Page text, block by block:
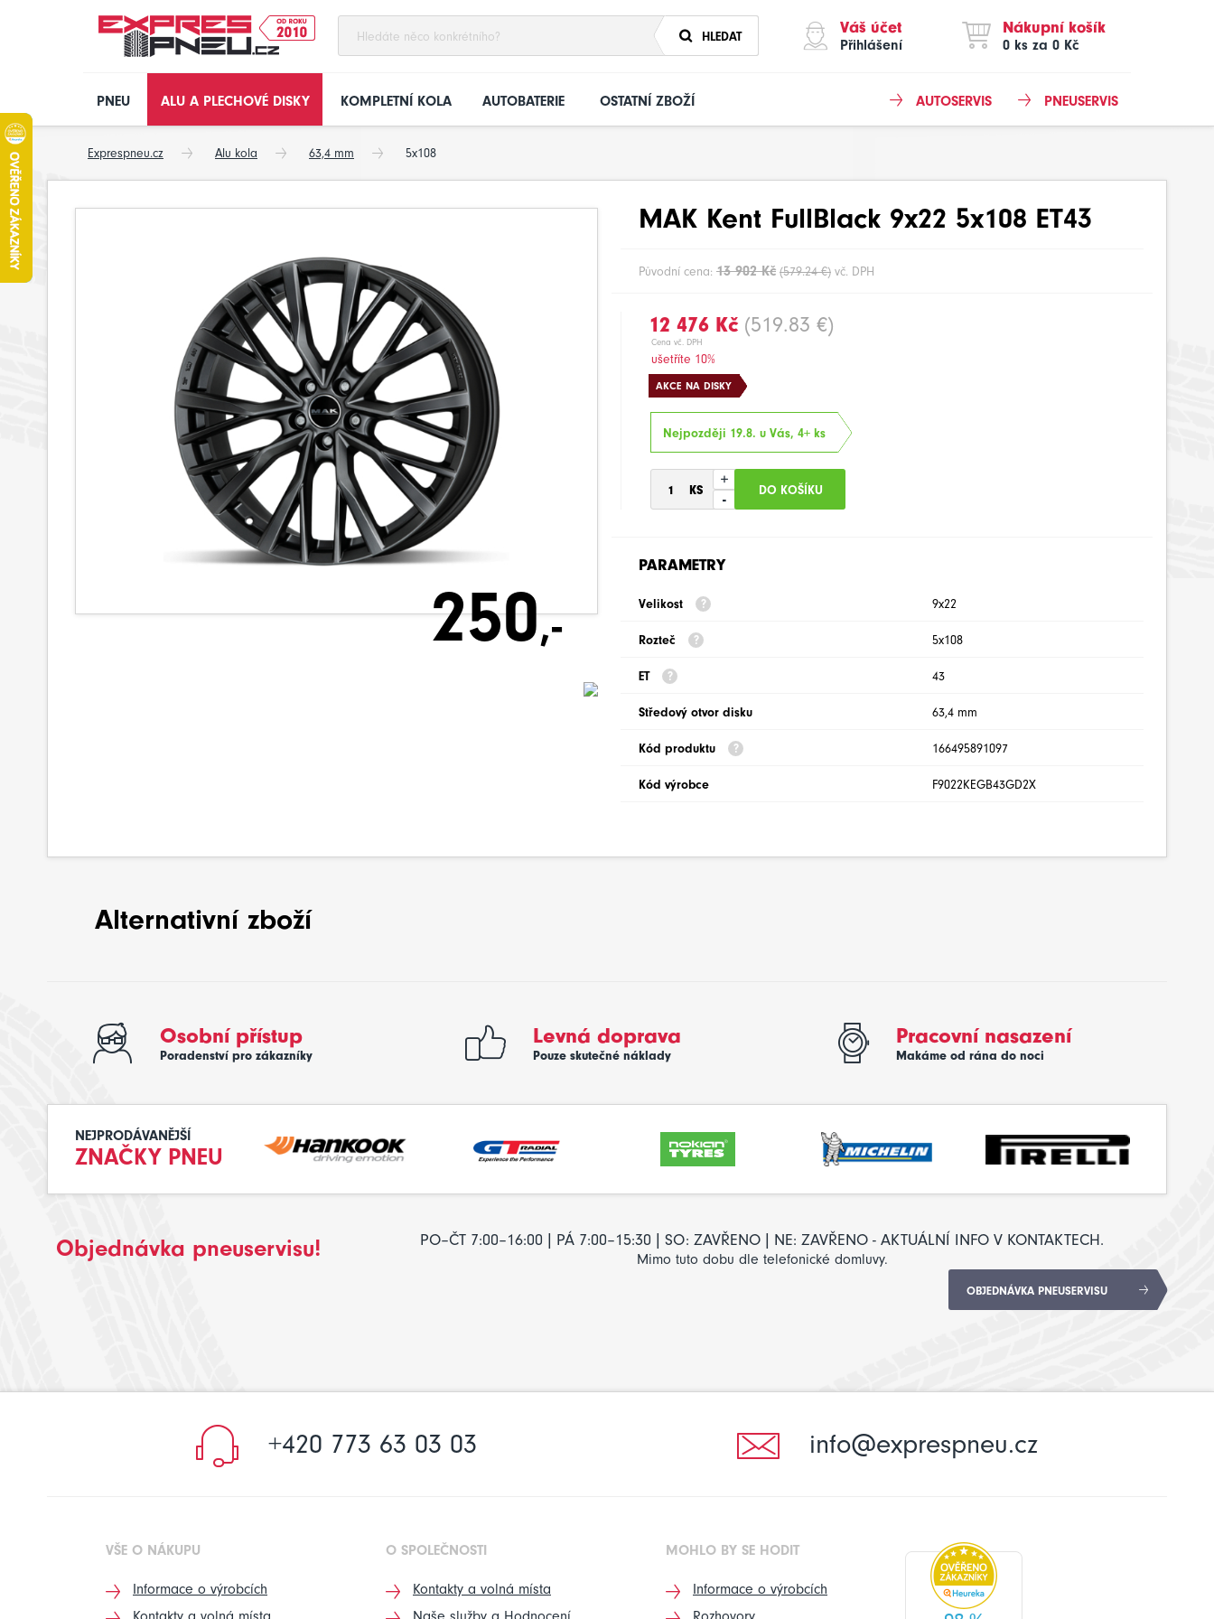
HLEDAT Váš účet
Přihlášení
Nákupní košík
0 ks za 0 Kč
PNEU ALU A PLECHOVÉ DISKY KOMPLETNÍ KOLA AUTOBATERIE OSTATNÍ ZBOŽÍ PNEUSERVIS
AUTOSERVIS
Exprespneu.cz Alu kola 63,4 mm 5x108
250,-
MAK Kent FullBlack 9x22 5x108 ET43
Původní cena: 13 902 Kč (579.24 €) vč. DPH
12 476 Kč (519.83 €)
Cena vč. DPH
ušetříte 10%
AKCE NA DISKY
Nejpozději 19.8. u Vás, 4+ ks
+
-
PARAMETRY
Velikost 9x22
Rozteč 5x108
ET 43
Středový otvor disku 63,4 mm
Kód produktu 166495891097
Kód výrobce F9022KEGB43GD2X
Alternativní zboží
Osobní přístup
Poradenství pro zákazníky
Levná doprava
Pouze skutečné náklady
Pracovní nasazení
Makáme od rána do noci
NEJPRODÁVANĚJŠÍ
ZNAČKY PNEU
Objednávka pneuservisu! PO–ČT 7:00–16:00 | PÁ 7:00–15:30 | SO: ZAVŘENO | NE: ZAVŘENO - AKTUÁLNÍ INFO V KONTAKTECH.
Mimo tuto dobu dle telefonické domluvy.
OBJEDNÁVKA PNEUSERVISU
+420 773 63 03 03 info@exprespneu.cz
VŠE O NÁKUPU
Informace o výrobcích
O SPOLEČNOSTI
Kontakty a volná místa
MOHLO BY SE HODIT
Informace o výrobcích